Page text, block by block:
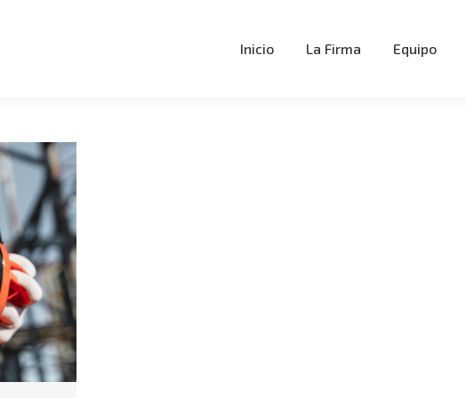
Inicio La Firma Equipo